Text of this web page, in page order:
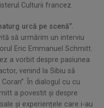
Culturii francez.
urcă pe scenă”.
să urmărim un interviu
Eric Emmanuel Schmitt.
a vorbit despre pasiunea
venind la Sibiu să
În dialogul cu cu
a povestit și despre
și experiențele care i-au